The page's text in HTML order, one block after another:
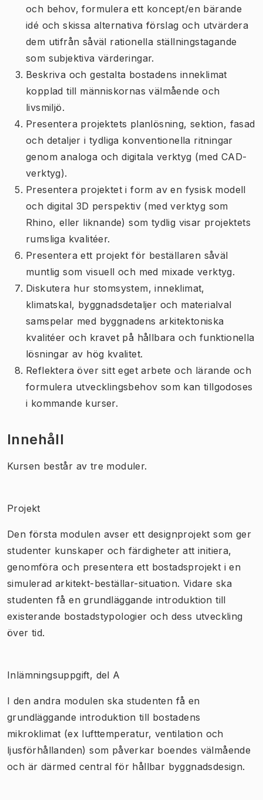
och behov, formulera ett koncept/en bärande
idé och skissa alternativa förslag och utvärdera
dem utifrån såväl rationella ställningstagande
som subjektiva värderingar.
Beskriva och gestalta bostadens inneklimat
kopplad till människornas välmående och
livsmiljö.
Presentera projektets planlösning, sektion, fasad
och detaljer i tydliga konventionella ritningar
genom analoga och digitala verktyg (med CAD-
verktyg).
Presentera projektet i form av en fysisk modell
och digital 3D perspektiv (med verktyg som
Rhino, eller liknande) som tydlig visar projektets
rumsliga kvalitéer.
Presentera ett projekt för beställaren såväl
muntlig som visuell och med mixade verktyg.
Diskutera hur stomsystem, inneklimat,
klimatskal, byggnadsdetaljer och materialval
samspelar med byggnadens arkitektoniska
kvalitéer och kravet på hållbara och funktionella
lösningar av hög kvalitet.
Reflektera över sitt eget arbete och lärande och
formulera utvecklingsbehov som kan tillgodoses
i kommande kurser.
Innehåll
Kursen består av tre moduler.
Projekt
Den första modulen avser ett designprojekt som ger
studenter kunskaper och färdigheter att initiera,
genomföra och presentera ett bostadsprojekt i en
simulerad arkitekt-beställar-situation. Vidare ska
studenten få en grundläggande introduktion till
existerande bostadstypologier och dess utveckling
över tid.
Inlämningsuppgift, del A
I den andra modulen ska studenten få en
grundläggande introduktion till bostadens
mikroklimat (ex lufttemperatur, ventilation och
ljusförhållanden) som påverkar boendes välmående
och är därmed central för hållbar byggnadsdesign.